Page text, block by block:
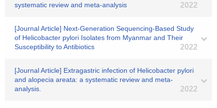
systematic review and meta-analysis
2022
[Journal Article] Next-Generation Sequencing-Based Study
of Helicobacter pylori Isolates from Myanmar and Their
Susceptibility to Antibiotics
2022
[Journal Article] Extragastric infection of Helicobacter pylori
and alopecia areata: a systematic review and meta-
analysis.
2022